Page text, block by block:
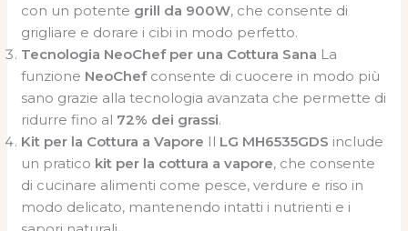
con un potente grill da 900W, che consente di
grigliare e dorare i cibi in modo perfetto.
Tecnologia NeoChef per una Cottura Sana La
funzione NeoChefconsente di cuocere in modo più
sano grazie alla tecnologia avanzata che permette di
ridurre fino al 72% dei grassi.
Kit per la Cottura a Vapore Il LG MH6535GDS include
un pratico kit per la cottura a vapore, che consente
di cucinare alimenti come pesce, verdure e riso in
modo delicato, mantenendo intatti i nutrienti e i